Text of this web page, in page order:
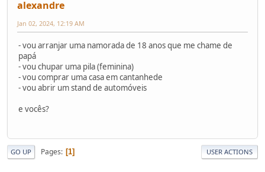
alexandre
Jan 02, 2024, 12:19 AM
- vou arranjar uma namorada de 18 anos que me chame de
papá
- vou chupar uma pila (feminina)
- vou comprar uma casa em cantanhede
- vou abrir um stand de automóveis
e vocês?
GO UP Pages 1 USER ACTIONS